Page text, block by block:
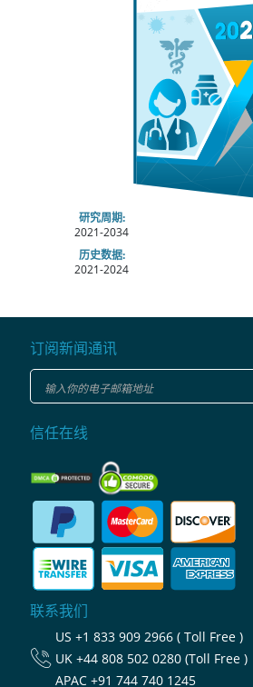
研究周期:
2021-2034
历史数据:
2021-2024
订阅新闻通讯
信任在线
联系我们
US +1 833 909 2966 ( Toll Free )
UK +44 808 502 0280 (Toll Free )
APAC +91 744 740 1245